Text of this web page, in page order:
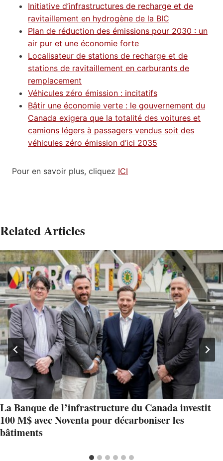
Initiative d’infrastructures de recharge et de
ravitaillement en hydrogène de la BIC
Plan de réduction des émissions pour 2030 : un
air pur et une économie forte
Localisateur de stations de recharge et de
stations de ravitaillement en carburants de
remplacement
Véhicules zéro émission : incitatifs
Bâtir une économie verte : le gouvernement du
Canada exigera que la totalité des voitures et
camions légers à passagers vendus soit des
véhicules zéro émission d’ici 2035
Pour en savoir plus, cliquez ICI
Related Articles
La Banque de l’infrastructure du Canada investit
100 M$ avec Noventa pour décarboniser les
bâtiments